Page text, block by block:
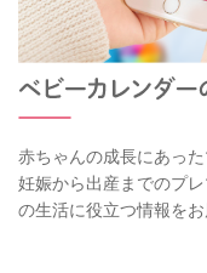
赤ちゃんの成長にあっ
妊娠から出産までのプ
の生活に役立つ情報をお